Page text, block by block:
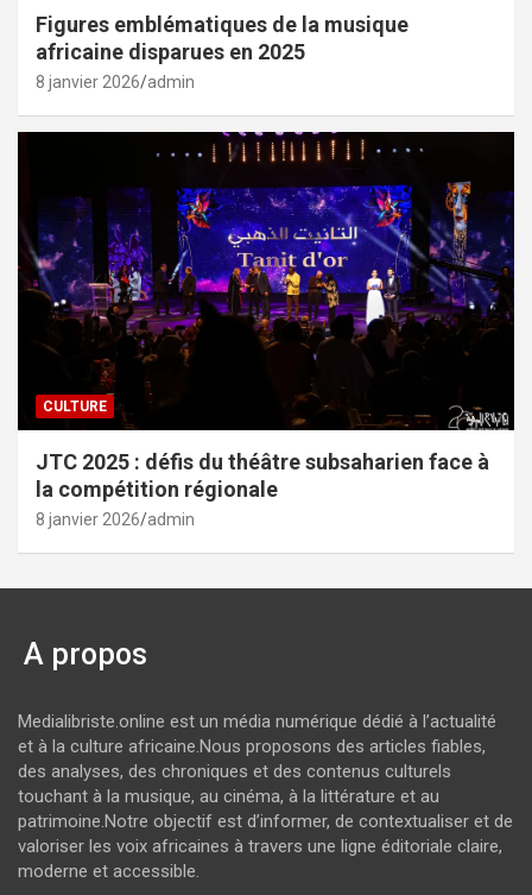
Figures emblématiques de la musique
africaine disparues en 2025
8 janvier 2026 admin
CULTURE
JTC 2025 : défis du théâtre subsaharien face à
la compétition régionale
8 janvier 2026 admin
A propos
Medialibriste.online est un média numérique dédié à l’actualité
et à la culture africaine.Nous proposons des articles fiables,
des analyses, des chroniques et des contenus culturels
touchant à la musique, au cinéma, à la littérature et au
patrimoine.Notre objectif est d’informer, de contextualiser et de
valoriser les voix africaines à travers une ligne éditoriale claire,
moderne et accessible.